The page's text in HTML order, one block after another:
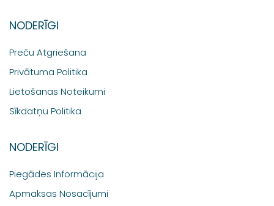
NODERĪGI
Preču Atgriešana
Privātuma Politika
Lietošanas Noteikumi
Sīkdatņu Politika
NODERĪGI
Piegādes Informācija
Apmaksas Nosacījumi